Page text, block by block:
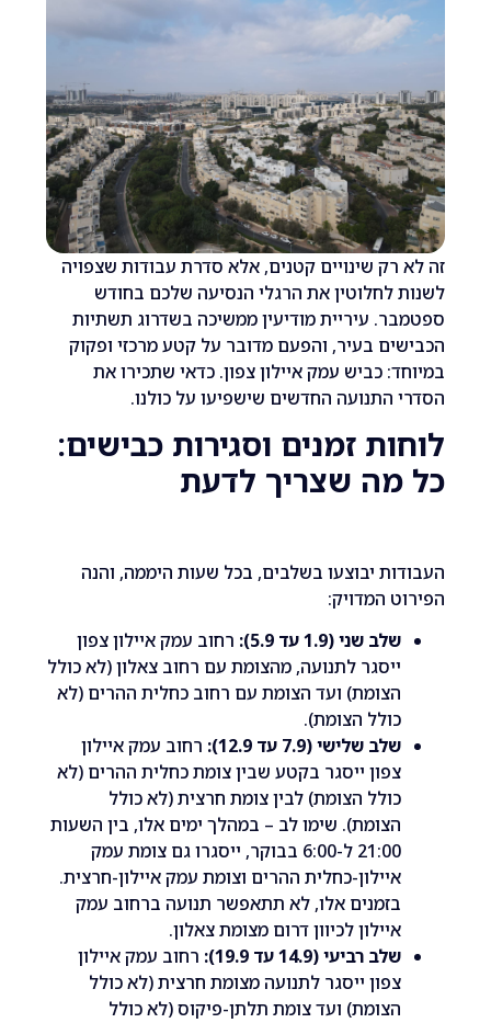
שינויים קטנים, אלא סדרת עבודות שצפויה
לחלוטין את הרגלי הנסיעה שלכם בחודש
עיריית מודיעין ממשיכה בשדרוג תשתיות
בעיר, והפעם מדובר על קטע מרכזי ופקוק
כביש עמק איילון צפון. כדאי שתכירו את
התנועה החדשים שישפיעו על כולנו.
זמנים וסגירות כבישים:
שצריך לדעת
יבוצעו בשלבים, בכל שעות היממה, והנה
המדויק:
שלב שני (1.9 עד 5.9):
רחוב עמק איילון צפון
ייסגר לתנועה, מהצומת עם רחוב צאלון (לא כולל
הצומת) ועד הצומת עם רחוב כחלית ההרים (לא
כולל הצומת).
שלב שלישי (7.9 עד 12.9):
רחוב עמק איילון
צפון ייסגר בקטע שבין צומת כחלית ההרים (לא
כולל הצומת) לבין צומת חרצית (לא כולל
הצומת). שימו לב – במהלך ימים אלו, בין השעות
21:00 ל-6:00 בבוקר, ייסגרו גם צומת עמק
איילון-כחלית ההרים וצומת עמק איילון-חרצית.
בזמנים אלו, לא תתאפשר תנועה ברחוב עמק
איילון לכיוון דרום מצומת צאלון.
שלב רביעי (14.9 עד 19.9):
רחוב עמק איילון
צפון ייסגר לתנועה מצומת חרצית (לא כולל
הצומת) ועד צומת תלתן-פיקוס (לא כולל